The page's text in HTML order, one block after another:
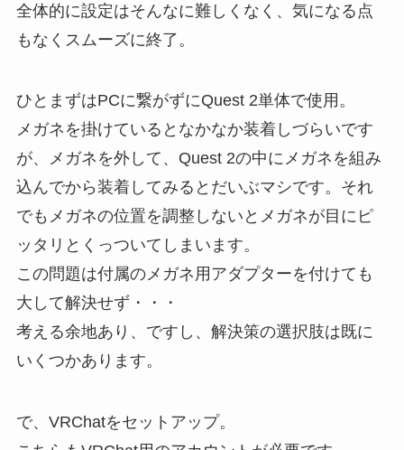
全体的に設定はそんなに難しくなく、気になる点
もなくスムーズに終了。
ひとまずはPCに繋がずにQuest 2単体で使用。
メガネを掛けているとなかなか装着しづらいです
が、メガネを外して、Quest 2の中にメガネを組み
込んでから装着してみるとだいぶマシです。それ
でもメガネの位置を調整しないとメガネが目にピ
ッタリとくっついてしまいます。
この問題は付属のメガネ用アダプターを付けても
大して解決せず・・・
考える余地あり、ですし、解決策の選択肢は既に
いくつかあります。
で、VRChatをセットアップ。